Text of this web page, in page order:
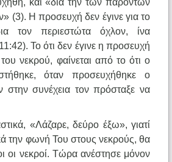
και «δια την των παρόντων
(3). Η προσευχή δεν έγινε για το
τον περιεστώτα όχλον, ίνα
Το ότι δεν έγινε η προσευχή
νεκρού, φαίνεται από το ότι ο
όταν προσευχήθηκε ο
στην συνέχεια τον πρόσταξε να
«Λάζαρε, δεύρο έξω», γιατί
την φωνή Του στους νεκρούς, θα
οι νεκροί. Τώρα ανέστησε μόνον